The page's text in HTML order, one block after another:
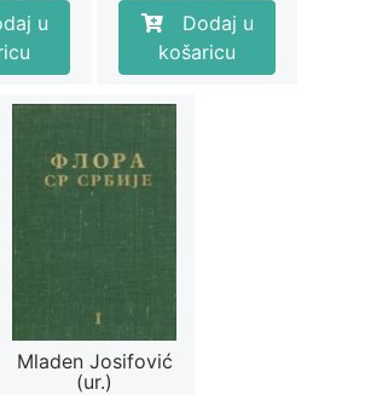
€8,00.
u
Dodaj u
košaricu
Mladen Josifović
(ur.)